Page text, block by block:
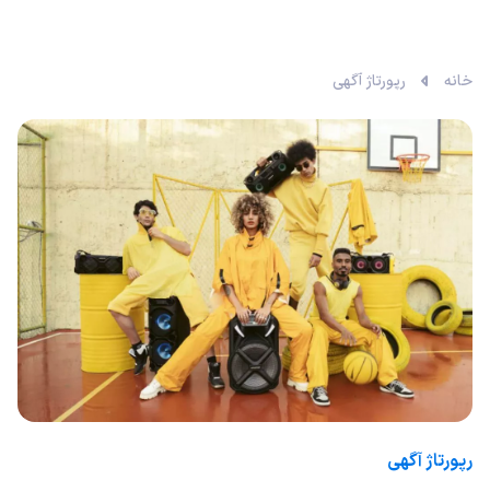
خانه رپورتاژ آگهی
رپورتاژ آگهی